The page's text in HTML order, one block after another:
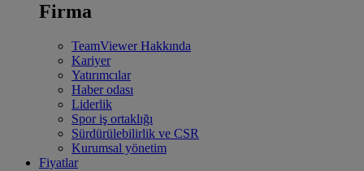
Firma
TeamViewer Hakkında
Kariyer
Yatırımcılar
Haber odası
Liderlik
Spor iş ortaklığı
Sürdürülebilirlik ve CSR
Kurumsal yönetim
Fiyatlar